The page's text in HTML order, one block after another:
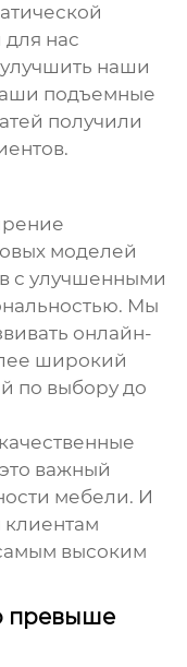
для нас
наши
подъемные
получили
моделей
с улучшенными
Мы
онлайн-
широкий
по выбору до
важный
мебели. И
высоким
превыше